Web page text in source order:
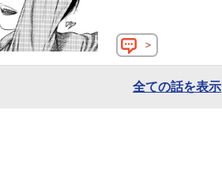
＞
全ての話を表示